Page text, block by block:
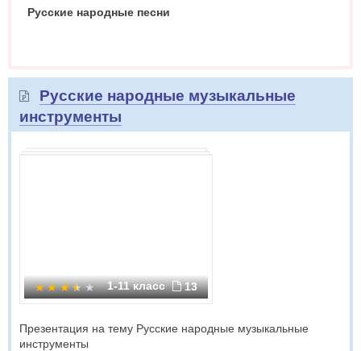
Русские народные песни
Русские народные музыкальные
инструменты
1-11 класс 13
Презентация на тему Русские народные музыкальные
инструменты